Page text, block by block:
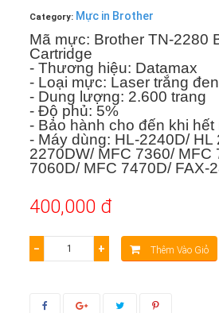
Category: Mực in Brother
Mã mực: Brother TN-2280
Cartridge
- Thương hiệu: Datamax
- Loại mực: Laser trắng đen
- Dung lượng: 2.600 trang
- Độ phủ: 5%
- Bảo hành cho đến khi hết
- Máy dùng: HL-2240D/ HL
2270DW/ MFC 7360/ MFC
7060D/ MFC 7470D/ FAX-
400,000 đ
− + Thêm Vào Giỏ